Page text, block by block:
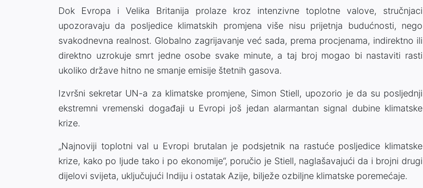
Dok Evropa i Velika Britanija prolaze kroz intenzivne toplotne valove, stručnjaci
upozoravaju da posljedice klimatskih promjena više nisu prijetnja budućnosti, nego
svakodnevna realnost. Globalno zagrijavanje već sada, prema procjenama, indirektno ili
direktno uzrokuje smrt jedne osobe svake minute, a taj broj mogao bi nastaviti rasti
ukoliko države hitno ne smanje emisije štetnih gasova.
Izvršni sekretar UN-a za klimatske promjene, Simon Stiell, upozorio je da su posljednji
ekstremni vremenski događaji u Evropi još jedan alarmantan signal dubine klimatske
krize.
„Najnoviji toplotni val u Evropi brutalan je podsjetnik na rastuće posljedice klimatske
krize, kako po ljude tako i po ekonomije“, poručio je Stiell, naglašavajući da i brojni drugi
dijelovi svijeta, uključujući Indiju i ostatak Azije, bilježe ozbiljne klimatske poremećaje.